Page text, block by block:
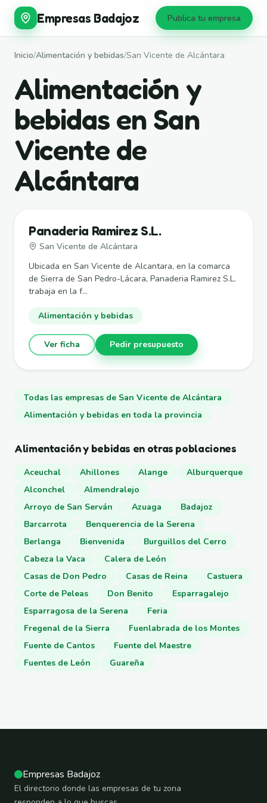
Empresas Badajoz Publica tu empresa
Inicio/Alimentación y bebidas/San Vicente de Alcántara
Alimentación y
bebidas en San
Vicente de
Alcántara
Panaderia Ramirez S.L.
San Vicente de Alcántara
Ubicada en San Vicente de Alcantara, en la comarca
de Sierra de San Pedro-Lácara, Panaderia Ramirez S.L.
trabaja en la f...
Alimentación y bebidas
Ver ficha Pedir presupuesto
Todas las empresas de San Vicente de Alcántara
Alimentación y bebidas en toda la provincia
Alimentación y bebidas en otras poblaciones
Aceuchal Ahillones Alange
Alburquerque
Alconchel
Almendralejo
Arroyo de San Serván
Azuaga
Badajoz
Barcarrota
Benquerencia de la Serena
Berlanga
Bienvenida
Burguillos del Cerro
Cabeza la Vaca
Calera de León
Casas de Don Pedro
Casas de Reina
Castuera
Corte de Peleas
Don Benito
Esparragalejo
Esparragosa de la Serena
Feria
Fregenal de la Sierra
Fuenlabrada de los Montes
Fuente de Cantos
Fuente del Maestre
Fuentes de León
Guareña
Empresas Badajoz
El directorio donde las empresas de tu zona